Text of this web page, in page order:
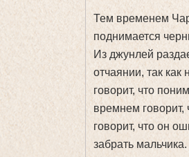
Тем временем
поднимается
Из джунлей
отчаянии, так
говорит, что
времнем говорит,
говорит, что он
забрать